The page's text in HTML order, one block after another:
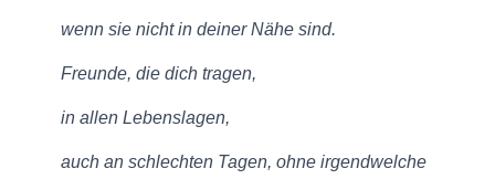
wenn sie nicht in deiner Nähe sind.
Freunde, die dich tragen,
in allen Lebenslagen,
auch an schlechten Tagen, ohne irgendwelche